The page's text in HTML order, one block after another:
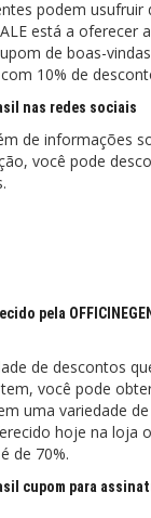
podem usufruir
está a oferecer
de boas-vindas
com 10% de
nas redes sociais
de informações
você pode
pela
de descontos
tem, você pode
uma variedade
hoje na loja
de 70%.
cupom para